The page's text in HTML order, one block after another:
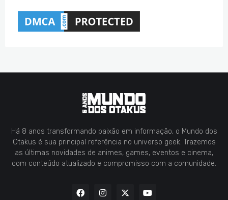
Há 8 anos transformando paixão em informação, o Mundo dos
Otakus é sua principal referência no universo geek. Trazemos
as últimas novidades de animes, games, eventos e cinema,
com conteúdo atualizado e compromisso com a comunidade.